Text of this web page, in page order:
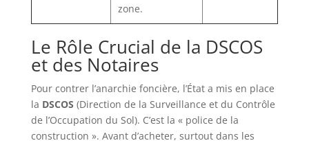
zone.
Le Rôle Crucial de la DSCOS
et des Notaires
Pour contrer l’anarchie foncière, l’État a mis en place
la DSCOS (Direction de la Surveillance et du Contrôle
de l’Occupation du Sol). C’est la « police de la
construction ». Avant d’acheter, surtout dans les